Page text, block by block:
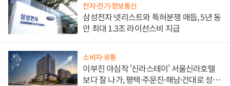
전자·전기·정보통신
삼성전자 넷리스트와 특허분쟁 매듭, 5년 동
안 최대 1.3조 라이선스비 지급
소비자·유통
이부진 야심작 '신라스테이' 서울신라호텔
보다 잘 나가, 평택·주문진·해남·건대로 성